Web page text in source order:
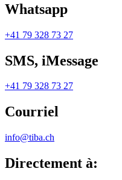
Whatsapp
+41 79 328 73 27
SMS, iMessage
+41 79 328 73 27
Courriel
info@tiba.ch
Directement à: